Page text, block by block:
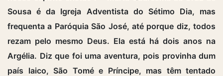
Sousa é da Igreja Adventista do Sétimo Dia, mas
frequenta a Paróquia São José, até porque diz, todos
rezam pelo mesmo Deus. Ela está há dois anos na
Argélia. Diz que foi uma aventura, pois provinha dum
país laico, São Tomé e Príncipe, mas têm tentado